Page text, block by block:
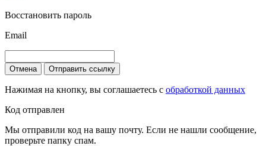
Восстановить пароль
Email
Отмена Отправить ссылку
Нажимая на кнопку, вы соглашаетесь с обработкой данных
Код отправлен
Мы отправили код на вашу почту. Если не нашли сообщение,
проверьте папку спам.